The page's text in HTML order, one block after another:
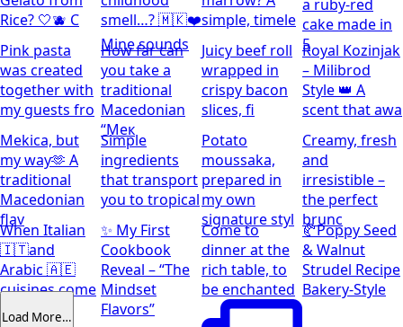
Rice? 🤍🫐 C
smell…? 🇲🇰❤️
Mine sounds
simple, timele
a ruby-red
cake made in
5
Pink pasta
was created
together with
my guests fro
How far can
you take a
traditional
Macedonian
“Мек
Juicy beef roll
wrapped in
crispy bacon
slices, fi
Royal Kozinjak
– Milibrod
Style 👑 A
scent that awa
Mekica, but
my way🫶 A
traditional
Macedonian
flav
Simple
ingredients
that transport
you to tropical
Potato
moussaka,
prepared in
my own
signature styl
Creamy, fresh
and
irresistible –
the perfect
brunc
When Italian
🇮🇹and
Arabic 🇦🇪
cuisines come
together
✨ My First
Cookbook
Reveal – “The
Mindset
Flavors”
Come to
dinner at the
rich table, to
be enchanted
🥐Poppy Seed
& Walnut
Strudel Recipe
Bakery-Style
Load More…